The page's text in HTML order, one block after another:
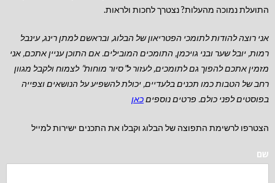
התועלת נמוכה מהעלות? נצטרך לחכות ולראות.
אני רוצה להודות לתומכי הפטריאון של הבלוג, ובראשם למתן רינג, עינבל
רמות, יובל שער ובני גויכמן, התומכים המובילים.אם התוכן עניין אתכם, אני
מזמין אתכם להפוך גם לתומכים, לעזור ל”סיור מוחות” לצמוח ולקבל מגוון
רחב של הטבות כמו תכנים בלעדיים, יכולת להשפיע על הנושאים וצפייה
בפוסטים לפני כולם. פרטים נוספיםכאן
הצטרפו לרשימת התפוצה של הבלוג וקבלו את התכנים ישירות למייל
שם